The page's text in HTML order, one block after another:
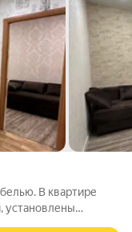
В квартире
установлены